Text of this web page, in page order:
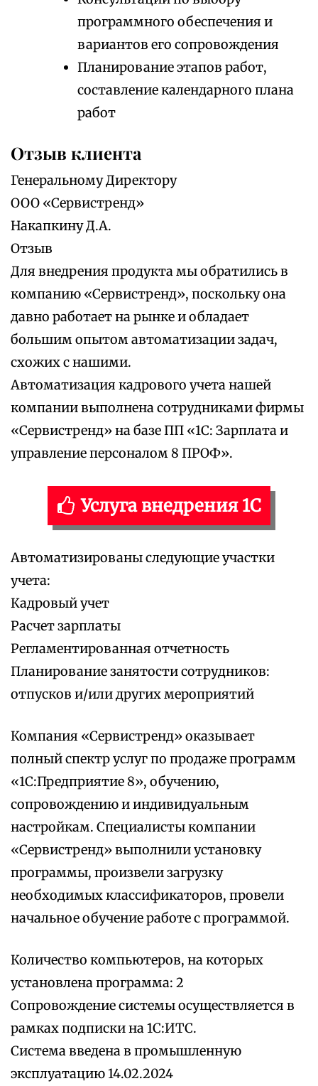
программного обеспечения и
вариантов его сопровождения
Планирование этапов работ,
составление календарного плана
работ
Отзыв клиента
Генеральному Директору
ООО «Сервистренд»
Накапкину Д.А.
Отзыв
Для внедрения продукта мы обратились в
компанию «Сервистренд», поскольку она
давно работает на рынке и обладает
большим опытом автоматизации задач,
схожих с нашими.
Автоматизация кадрового учета нашей
компании выполнена сотрудниками фирмы
«Сервистренд» на базе ПП «1С: Зарплата и
управление персоналом 8 ПРОФ».
Услуга внедрения 1С
Автоматизированы следующие участки
учета:
Кадровый учет
Расчет зарплаты
Регламентированная отчетность
Планирование занятости сотрудников:
отпусков и/или других мероприятий
Компания «Сервистренд» оказывает
полный спектр услуг по продаже программ
«1С:Предприятие 8», обучению,
сопровождению и индивидуальным
настройкам. Специалисты компании
«Сервистренд» выполнили установку
программы, произвели загрузку
необходимых классификаторов, провели
начальное обучение работе с программой.
Количество компьютеров, на которых
установлена программа: 2
Сопровождение системы осуществляется в
рамках подписки на 1С:ИТС.
Система введена в промышленную
эксплуатацию 14.02.2024